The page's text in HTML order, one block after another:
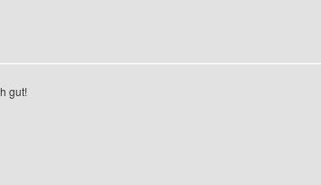
gut!
wweundmehr